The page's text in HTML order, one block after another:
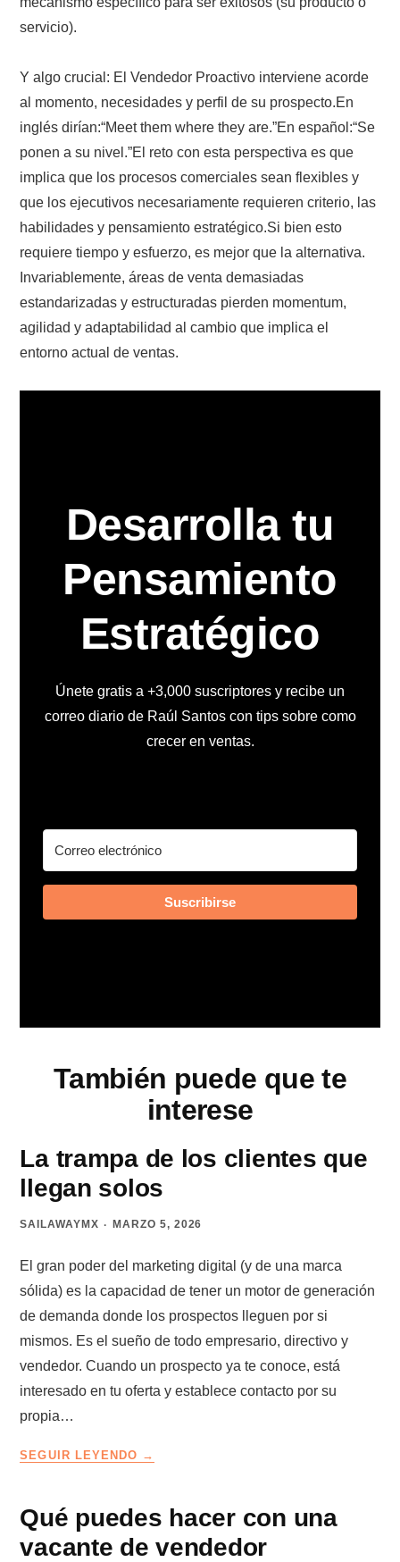
servicio).
Y algo crucial: El Vendedor Proactivo interviene acorde
al momento, necesidades y perfil de su prospecto.En
inglés dirían:“Meet them where they are.”En español:“Se
ponen a su nivel.”El reto con esta perspectiva es que
implica que los procesos comerciales sean flexibles y
que los ejecutivos necesariamente requieren criterio, las
habilidades y pensamiento estratégico.Si bien esto
requiere tiempo y esfuerzo, es mejor que la alternativa.
Invariablemente, áreas de venta demasiadas
estandarizadas y estructuradas pierden momentum,
agilidad y adaptabilidad al cambio que implica el
entorno actual de ventas.
Desarrolla tu
Pensamiento
Estratégico
Únete gratis a +3,000 suscriptores y recibe un
correo diario de Raúl Santos con tips sobre como
crecer en ventas.
Suscribirse
También puede que te
interese
La trampa de los clientes que
llegan solos
SAILAWAYMX MARZO 5, 2026
El gran poder del marketing digital (y de una marca
sólida) es la capacidad de tener un motor de generación
de demanda donde los prospectos lleguen por si
mismos. Es el sueño de todo empresario, directivo y
vendedor. Cuando un prospecto ya te conoce, está
interesado en tu oferta y establece contacto por su
propia…
SEGUIR LEYENDO
LOS
CLIENTES
QUE
Qué puedes hacer con una
vacante de vendedor